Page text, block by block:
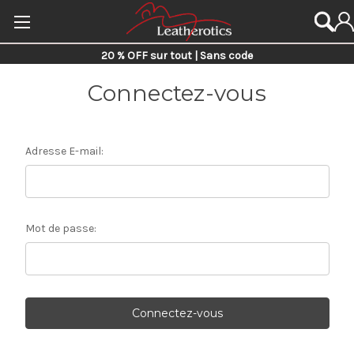
20 % OFF sur tout | Sans code
Connectez-vous
Adresse E-mail:
Mot de passe: